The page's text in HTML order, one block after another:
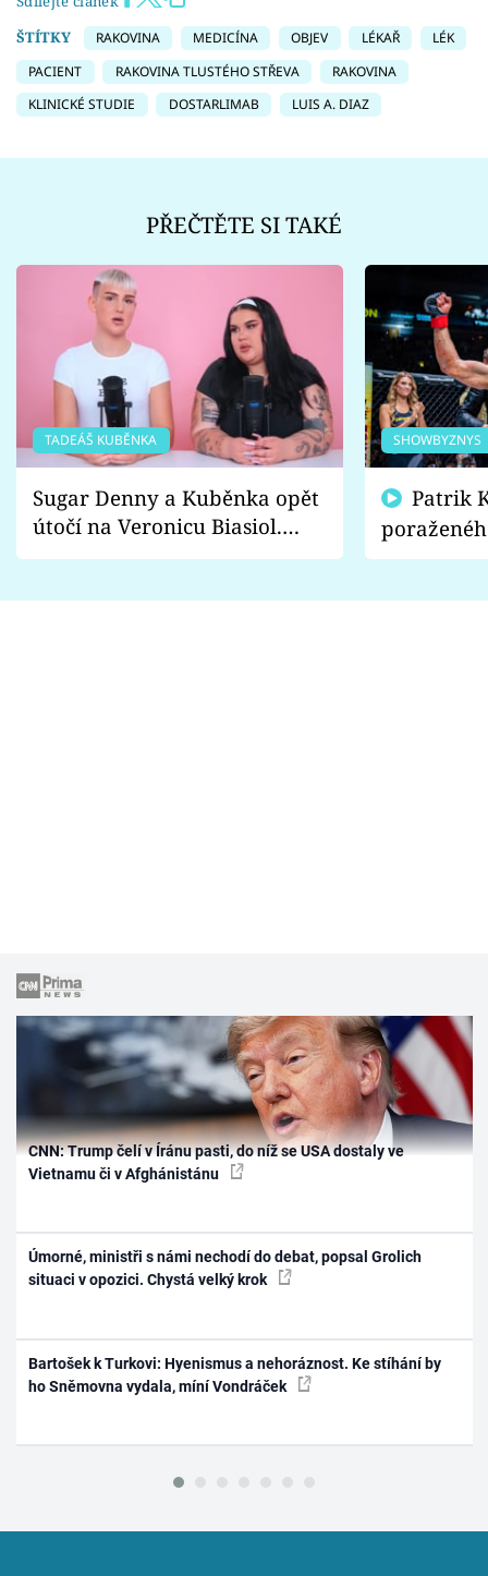
ŠTÍTKY
RAKOVINA MEDICÍNA OBJEV LÉKAŘ
LÉK
PACIENT
RAKOVINA TLUSTÉHO STŘEVA
RAKOVINA
KLINICKÉ STUDIE
DOSTARLIMAB LUIS A. DIAZ
PŘEČTĚTE SI TAKÉ
TADEÁŠ KUBĚNKA
Sugar Denny a Kuběnka opět
útočí na Veronicu Biasiol.
Proč je podle nich falešná a
SHOWBYZNYS
fanoušci
CNN: Trump čelí v Íránu pasti, do níž se USA dostaly ve
Vietnamu či v Afghánistánu
Úmorné, ministři s námi nechodí do debat, popsal Grolich
situaci v opozici. Chystá velký krok
Bartošek k Turkovi: Hyenismus a nehoráznost. Ke stíhání by
ho Sněmovna vydala, míní Vondráček